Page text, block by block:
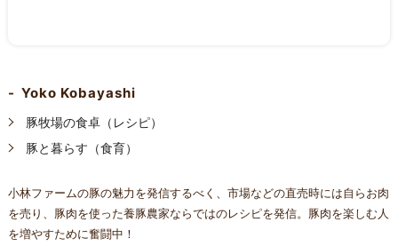
Yoko Kobayashi
豚牧場の食卓（レシピ）
豚と暮らす（食育）
小林ファームの豚の魅力を発信するべく、市場などの直売時には自らお肉
を売り、豚肉を使った養豚農家ならではのレシピを発信。豚肉を楽しむ人
を増やすために奮闘中！